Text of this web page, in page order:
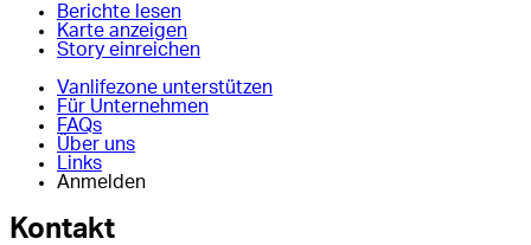
Berichte lesen
Karte anzeigen
Story einreichen
Vanlifezone unterstützen
Für Unternehmen
FAQs
Über uns
Links
Anmelden
Kontakt